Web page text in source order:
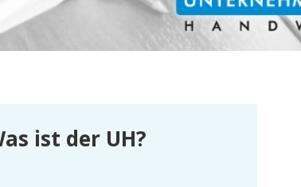
ist der UH?